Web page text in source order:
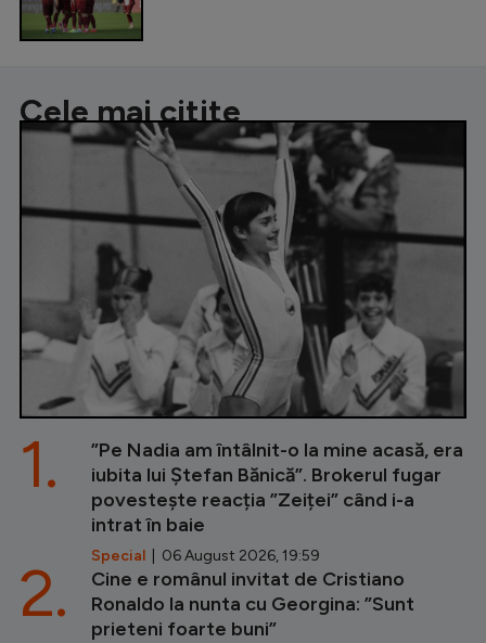
Cele mai citite
”Pe Nadia am întâlnit-o la mine acasă, era
iubita lui Ștefan Bănică”. Brokerul fugar
povestește reacția ”Zeiței” când i-a
intrat în baie
Special | 06 August 2026, 19:59
1.
Cine e românul invitat de Cristiano
Ronaldo la nunta cu Georgina: ”Sunt
prieteni foarte buni”
2.